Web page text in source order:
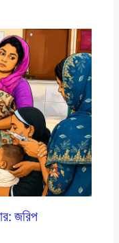
জরিপ